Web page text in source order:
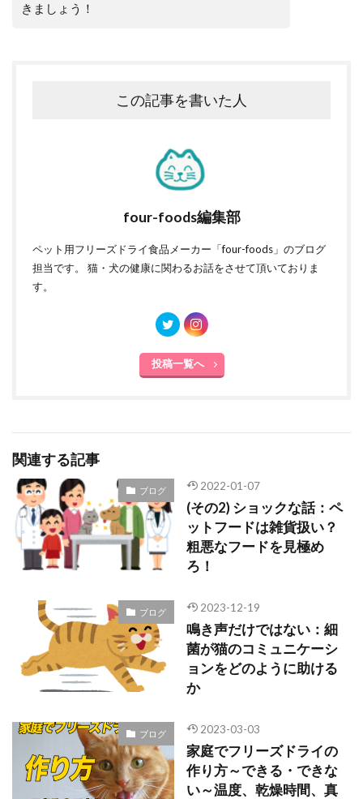
きましょう！
この記事を書いた人
four-foods編集部
ペット用フリーズドライ食品メーカー「four-foods」のブログ
担当です。 猫・犬の健康に関わるお話をさせて頂いておりま
す。
投稿一覧へ
関連する記事
ブログ 2022-01-07
(その2) ショックな話：ペ
ットフードは雑貨扱い？
粗悪なフードを見極め
ろ！
ブログ 2023-12-19
鳴き声だけではない：細
菌が猫のコミュニケーシ
ョンをどのように助ける
か
ブログ 2023-03-03
家庭でフリーズドライの
作り方～できる・できな
い～温度、乾燥時間、真